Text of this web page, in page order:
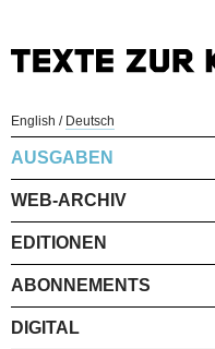
English / Deutsch
AUSGABEN
WEB-ARCHIV
EDITIONEN
ABONNEMENTS
DIGITAL